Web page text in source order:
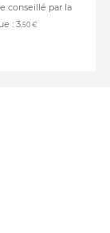
conseillé par la
: 3,50 €